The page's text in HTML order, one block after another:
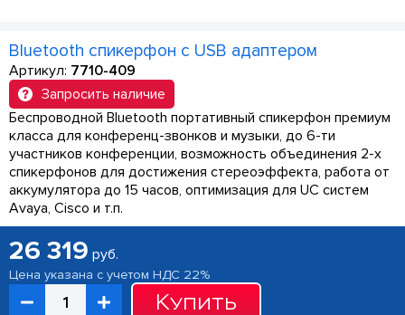
Bluetooth спикерфон с USB адаптером
Артикул: 7710-409
Запросить наличие
Беспроводной Bluetooth портативный спикерфон премиум
класса для конференц-звонков и музыки, до 6-ти
участников конференции, возможность объединения 2-х
спикерфонов для достижения стереоэффекта, работа от
аккумулятора до 15 часов, оптимизация для UC систем
Avaya, Cisco и т.п.
26 319 руб.
Цена указана с учетом НДС 22%
Купить